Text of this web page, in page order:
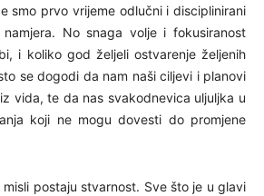
smo prvo vrijeme odlučni i disciplinirani
No snaga volje i fokusiranost
i koliko god željeli ostvarenje željenih
se dogodi da nam naši ciljevi i planovi
vida, te da nas svakodnevica uljuljka u
koji ne mogu dovesti do promjene
misli postaju stvarnost. Sve što je u glavi